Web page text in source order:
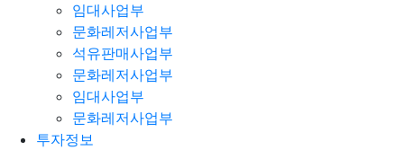
임대사업부
문화레저사업부
석유판매사업부
문화레저사업부
임대사업부
문화레저사업부
투자정보